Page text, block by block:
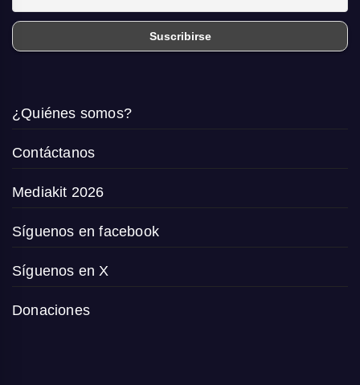
¿Quiénes somos?
Contáctanos
Mediakit 2026
Síguenos en facebook
Síguenos en X
Donaciones